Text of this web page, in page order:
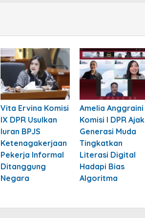
Vita Ervina Komisi
IX DPR Usulkan
Iuran BPJS
Ketenagakerjaan
Pekerja Informal
Ditanggung
Negara
Amelia Anggraini
Komisi I DPR Ajak
Generasi Muda
Tingkatkan
Literasi Digital
Hadapi Bias
Algoritma